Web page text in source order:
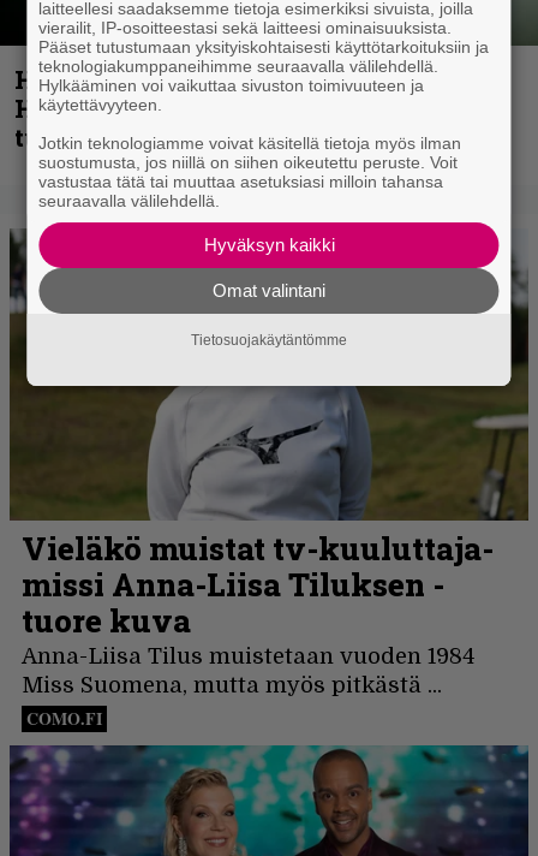
Helloween- ja Gamma Ray -mies Kai
Hansen julkaisi uuden maistiaisen
tulevalta soololevyltä
laitteellesi saadaksemme tietoja esimerkiksi sivuista, joilla
vierailit, IP-osoitteestasi sekä laitteesi ominaisuuksista.
Pääset tutustumaan yksityiskohtaisesti käyttötarkoituksiin ja
teknologiakumppaneihimme seuraavalla välilehdellä.
Hylkääminen voi vaikuttaa sivuston toimivuuteen ja
käytettävyyteen.
Jotkin teknologiamme voivat käsitellä tietoja myös ilman
suostumusta, jos niillä on siihen oikeutettu peruste. Voit
vastustaa tätä tai muuttaa asetuksiasi milloin tahansa
seuraavalla välilehdellä.
Hyväksyn kaikki
Omat valintani
Tietosuojakäytäntömme